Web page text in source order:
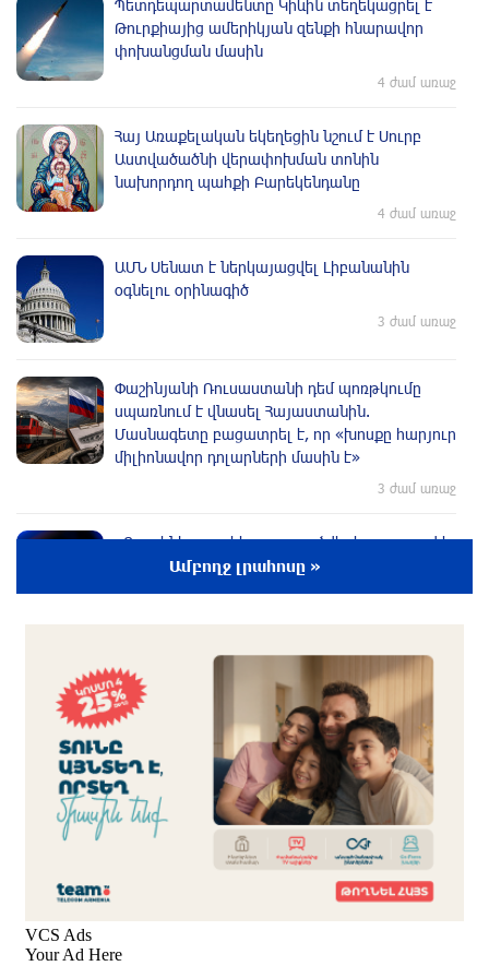
Պետդեպարտամենտը Կիևին տեղեկացրել է
Թուրքիայից ամերիկյան զենքի հնարավոր
փոխանցման մասին
4 ժամ առաջ
Հայ Առաքելական եկեղեցին նշում է Սուրբ
Աստվածածնի վերափոխման տոնին
նախորդող պահքի Բարեկենդանը
4 ժամ առաջ
ԱՄՆ Սենատ է ներկայացվել Լիբանանին
օգնելու օրինագիծ
3 ժամ առաջ
Փաշինյանի Ռուսաստանի դեմ պոռթկումը
սպառնում է վնասել Հայաստանին.
Մասնագետը բացատրել է, որ «խոսքը հարյուր
միլիոնավոր դոլարների մասին է»
3 ժամ առաջ
«Բայդենի քաղցկեղը տարածվել է, շատ ցավ է
պատճառում», հայտնել է որդին
3 ժամ առաջ
Ո՞վ կհաղթի UFC 331-ում. Արման Ծառուկյանի
ու Մաուրիսիո Ռուֆիի մենամարտի
գործակիցները հայտնի են
3 ժամ առաջ
Վթարային ջրանջատումներ. ո՞ր հասցեներում
ջուր չի լինի` օգոստոսի 9-ին
3 ժամ առաջ
Ամբողջ լրահոսը »